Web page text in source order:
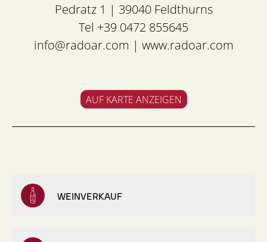
Pedratz 1 | 39040 Feldthurns
Tel +39 0472 855645
info@radoar.com | www.radoar.com
AUF KARTE ANZEIGEN
WEINVERKAUF